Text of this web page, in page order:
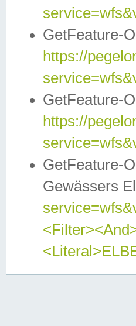
GetFeature-
https://
GetFeature-
https://
GetFeature-
Gewässers